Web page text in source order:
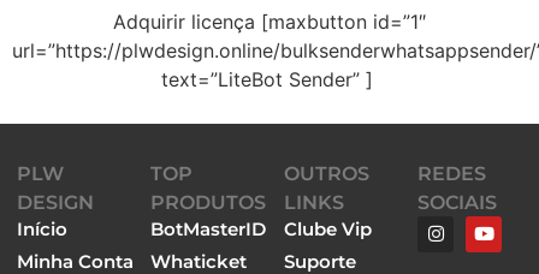
Adquirir licença [maxbutton id=”1″
url=”https://plwdesign.online/bulksenderwhatsappsender/
text=”LiteBot Sender” ]
PLW
DESIGN
Início
Minha Conta
TOP
PRODUTOS
BotMasterID
Whaticket
OUTROS
LINKS
Clube Vip
Suporte
REDES
SOCIAIS